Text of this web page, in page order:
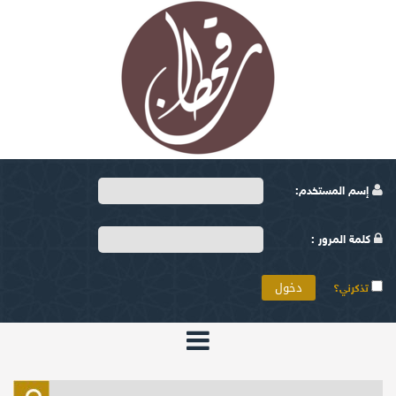
إسم المستخدم:
كلمة المرور :
تذكرني؟